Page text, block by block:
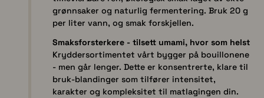
grønnsaker og naturlig fermentering. Bruk 20 g
per liter vann, og smak forskjellen.
Smaksforsterkere - tilsett umami, hvor som helst
Kryddersortimentet vårt bygger på bouillonene
- men går lenger. Dette er konsentrerte, klare til
bruk-blandinger som tilfører intensitet,
karakter og kompleksitet til matlagingen din.